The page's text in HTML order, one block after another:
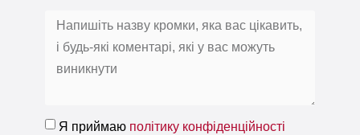
Я приймаю політику конфіденційності